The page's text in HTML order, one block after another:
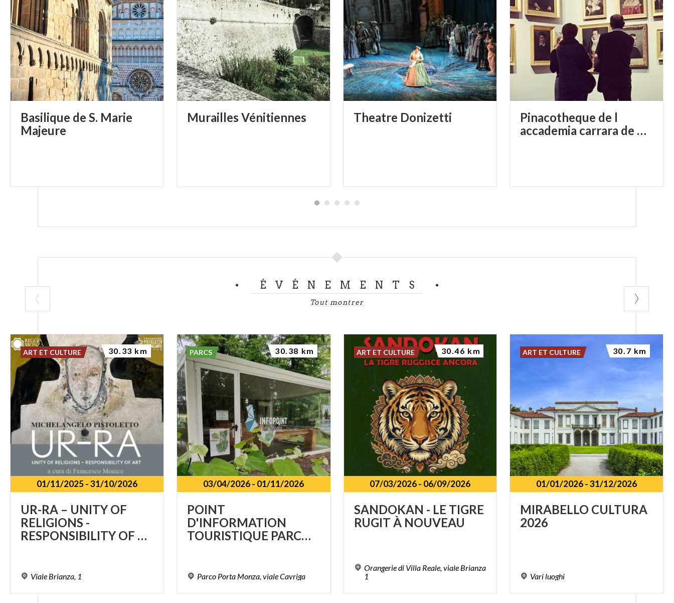
Basilique de S. Marie
Majeure
Murailles Vénitiennes Theatre Donizetti
Pinacotheque de l
accademia carrara de bergame
ÉVÉNEMENTS
Tout montrer
01/11/2025-31/10/2026
UR-RA – UNITY OF
RELIGIONS -
RESPONSIBILITY OF ART
Viale Brianza, 1
ART ET CULTURE 30.33 km
03/04/2026- 01/11/2026
POINT
D'INFORMATION
TOURISTIQUE PARCO PORTA MONZA
Parco Porta Monza,vialeCavriga
PARCS 30.38 km
07/03/2026- 06/09/2026
SANDOKAN - LE TIGRE
RUGIT À NOUVEAU
Orangerie di Villa Reale, viale Brianza
1
ART ET CULTURE 30.46 km
01/01/2026-31/12/2026
MIRABELLO CULTURA
2026
Variluoghi
ART ET CULTURE 30.7 km